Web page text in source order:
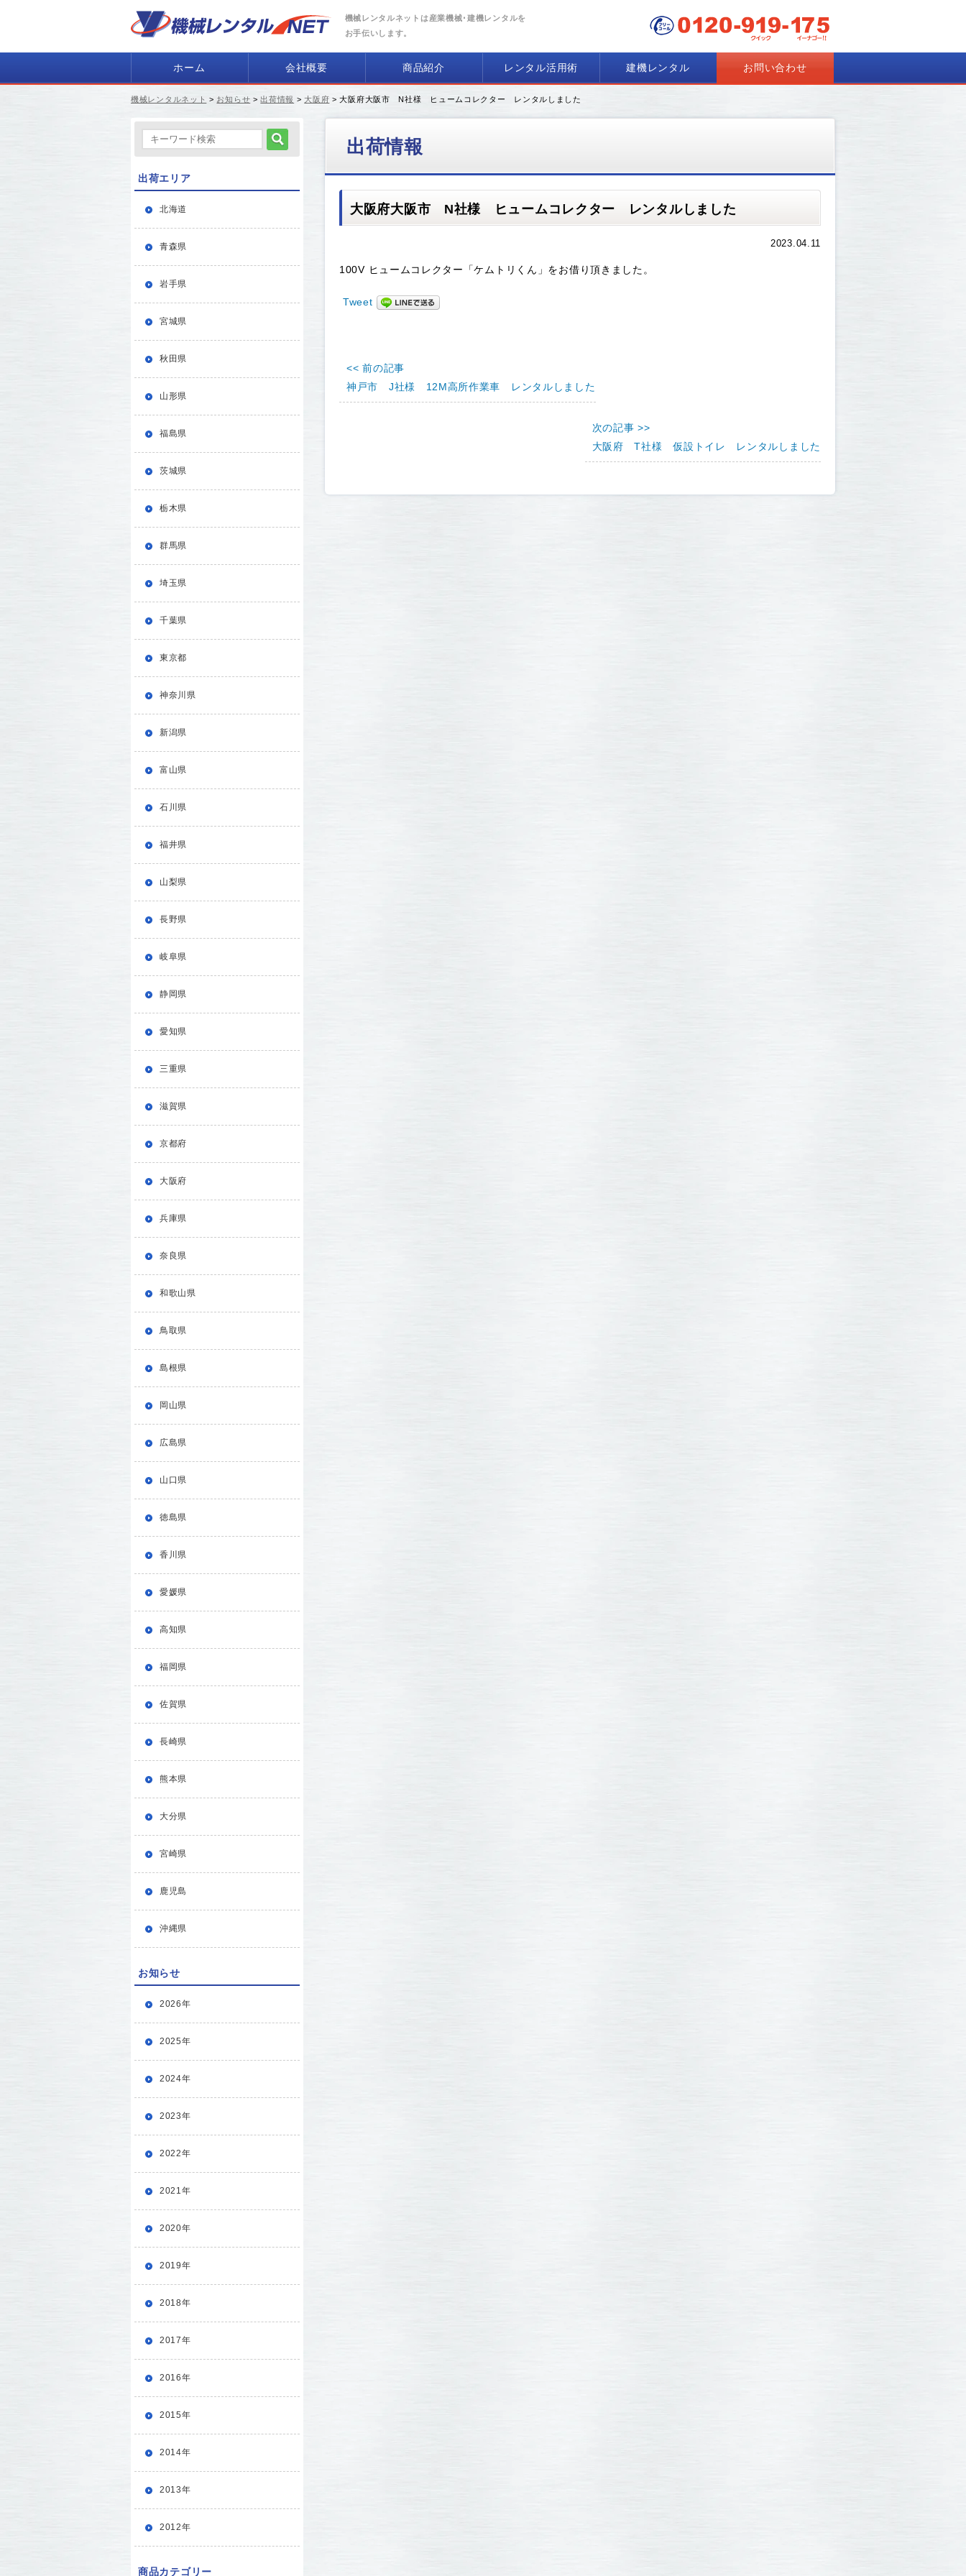
機械レンタルネットは産業機械･建機レンタルを
お手伝いします。
ホーム 会社概要 商品紹介 レンタル活用術 建機レンタル お問い合わせ
機械レンタルネット > お知らせ >出荷情報 >大阪府 > 大阪府大阪市 N社様 ヒュームコレクター レンタルしました
出荷情報
大阪府大阪市 N社様 ヒュームコレクター レンタルしました
2023.04.11
100V ヒュームコレクター「ケムトリくん」をお借り頂きました。
Tweet
<< 前の記事
神戸市 J社様 12M高所作業車 レンタルしました
次の記事 >>
大阪府 T社様 仮設トイレ レンタルしました
出荷エリア
北海道
青森県
岩手県
宮城県
秋田県
山形県
福島県
茨城県
栃木県
群馬県
埼玉県
千葉県
東京都
神奈川県
新潟県
富山県
石川県
福井県
山梨県
長野県
岐阜県
静岡県
愛知県
三重県
滋賀県
京都府
大阪府
兵庫県
奈良県
和歌山県
鳥取県
島根県
岡山県
広島県
山口県
徳島県
香川県
愛媛県
高知県
福岡県
佐賀県
長崎県
熊本県
大分県
宮崎県
鹿児島
沖縄県
お知らせ
2026年
2025年
2024年
2023年
2022年
2021年
2020年
2019年
2018年
2017年
2016年
2015年
2014年
2013年
2012年
商品カテゴリー